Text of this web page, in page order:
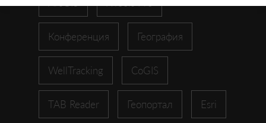
Конференция География
WellTracking CoGIS
TAB Reader Геопортал Esri